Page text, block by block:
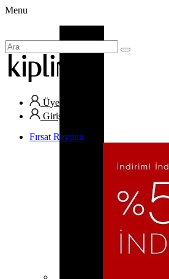
Menu
Üye Ol
Giriş Yap
Fırsat Reyonu